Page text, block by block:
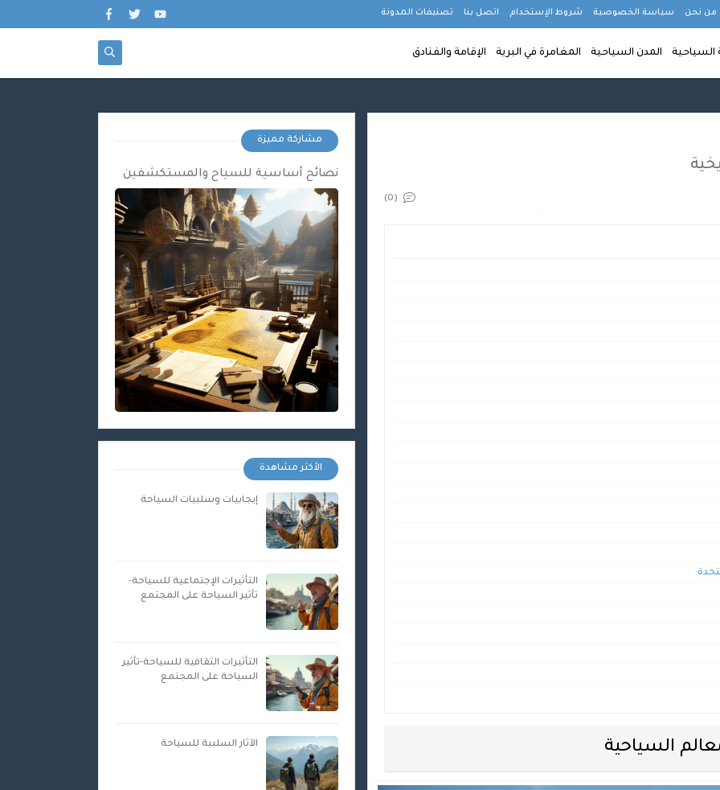
google-من نحن سياسة الخصوصية شروط الإستخدام اتصل بنا تصنيفات المدونة
السياحية المدن السياحية المغامرة في البرية الإقامة والفنادق
(0)
السياحية
مشاركة مميزة
نصائح أساسية للسياح والمستكشفين
الأكثر مشاهدة
إيجابيات وسلبيات السياحة
التأثيرات الإجتماعية للسياحة-
تأثير السياحة على المجتمع
التأثيرات الثقافية للسياحة-تأثير
السياحة على المجتمع
الآثار السلبية للسياحة